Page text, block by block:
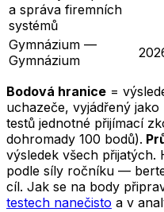
a správa firemních
systémů
Gymnázium —
Gymnázium
Bodová hranice =
uchazeče, vyjádřený
testů jednotné přijímací
dohromady 100 bodů).
výsledek všech
podle síly ročníku —
cíl. Jak se na body
testech nanečisto a v